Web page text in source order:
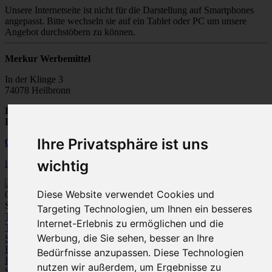
Ihre Privatsphäre ist uns
wichtig
Diese Website verwendet Cookies und
Targeting Technologien, um Ihnen ein besseres
Internet-Erlebnis zu ermöglichen und die
Werbung, die Sie sehen, besser an Ihre
Bedürfnisse anzupassen. Diese Technologien
nutzen wir außerdem, um Ergebnisse zu
Unsere Internetseite ist nicht für die Darstellung auf Smartphones
angepasst. Bitte wechseln sie auf ein Tablet oder PC um unsere
Angebot durchstöbern zu können.
Merkur Werbemittel
In der Klinge 3
74078 Heilbronn
Fax:
E-Mail:
07131
28 50 20
info@merkur-werbemittel.de
0
Spezialist für Werbeartikel und Textile Werbung
Textilien
T-Shirts
Polo-ShirtsSweatshirts /
SweatjackenFleeceBodywarmer/WestenJackenHemden und
Blusen
Pullover / StrickjackenHosen
Kleinkinder-Bekleidung